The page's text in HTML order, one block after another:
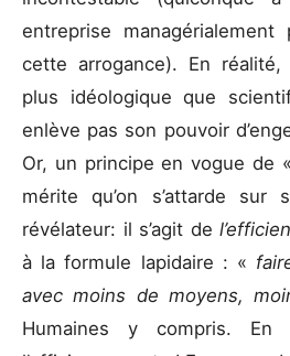
entreprise
cette arrogance). En
plus idéologique que
enlève pas son pouvoir
Or, un principe en vogue de
mérite qu’on s’attarde
révélateur: il s’agit de
à la formule lapidaire : «
avec moins de moyens,
Humaines y compris. En